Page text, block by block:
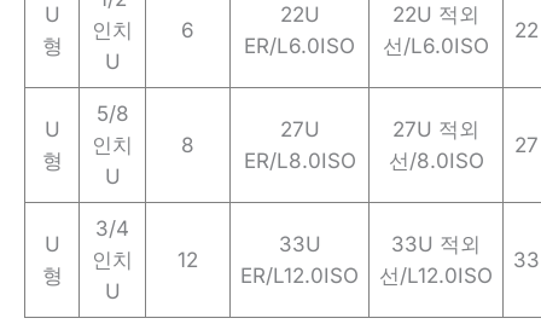
U
형
인치
U
6
22U
ER/L6.0ISO
22U 적외
선/L6.0ISO
22
U
형
5/8
인치
U
8
27U
ER/L8.0ISO
27U 적외
선/8.0ISO
27
U
형
3/4
인치
U
12
33U
ER/L12.0ISO
33U 적외
선/L12.0ISO
33